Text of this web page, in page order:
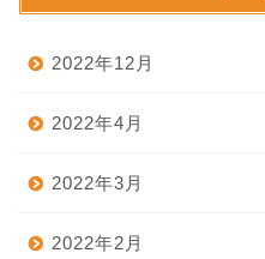
2022年12月
2022年4月
2022年3月
2022年2月